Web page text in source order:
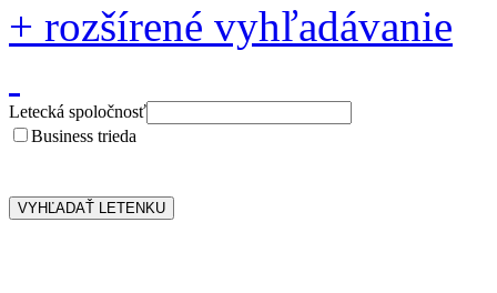
+ rozšírené vyhľadávanie
Letecká spoločnosť
Business trieda